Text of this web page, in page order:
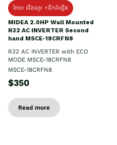
ថែម៖ ជើងទម្រ +ដឹកដំឡើង
MIDEA 2.0HP Wall Mounted
R32 AC INVERTER Second
hand MSCE-18CRFN8
R32 AC INVERTER with ECO
MODE MSCE-18CRFN8
MSCE-18CRFN8
$350
Read more